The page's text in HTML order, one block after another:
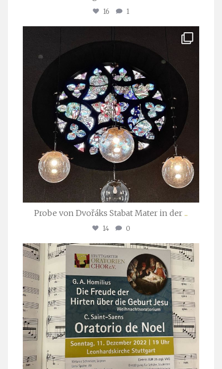
16 1
Apr. 1
Probe von Dvořáks Stabat Mater in der ...
14 0
stuttgarter_oratorienchor
Nov. 29